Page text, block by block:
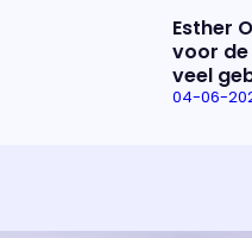
Esther
voor de
veel
04-06-